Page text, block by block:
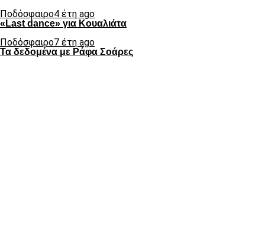
Ποδόσφαιρο4 έτη ago
«Last dance» για Κουαλιάτα
Ποδόσφαιρο7 έτη ago
Τα δεδομένα με Ράφα Σοάρες